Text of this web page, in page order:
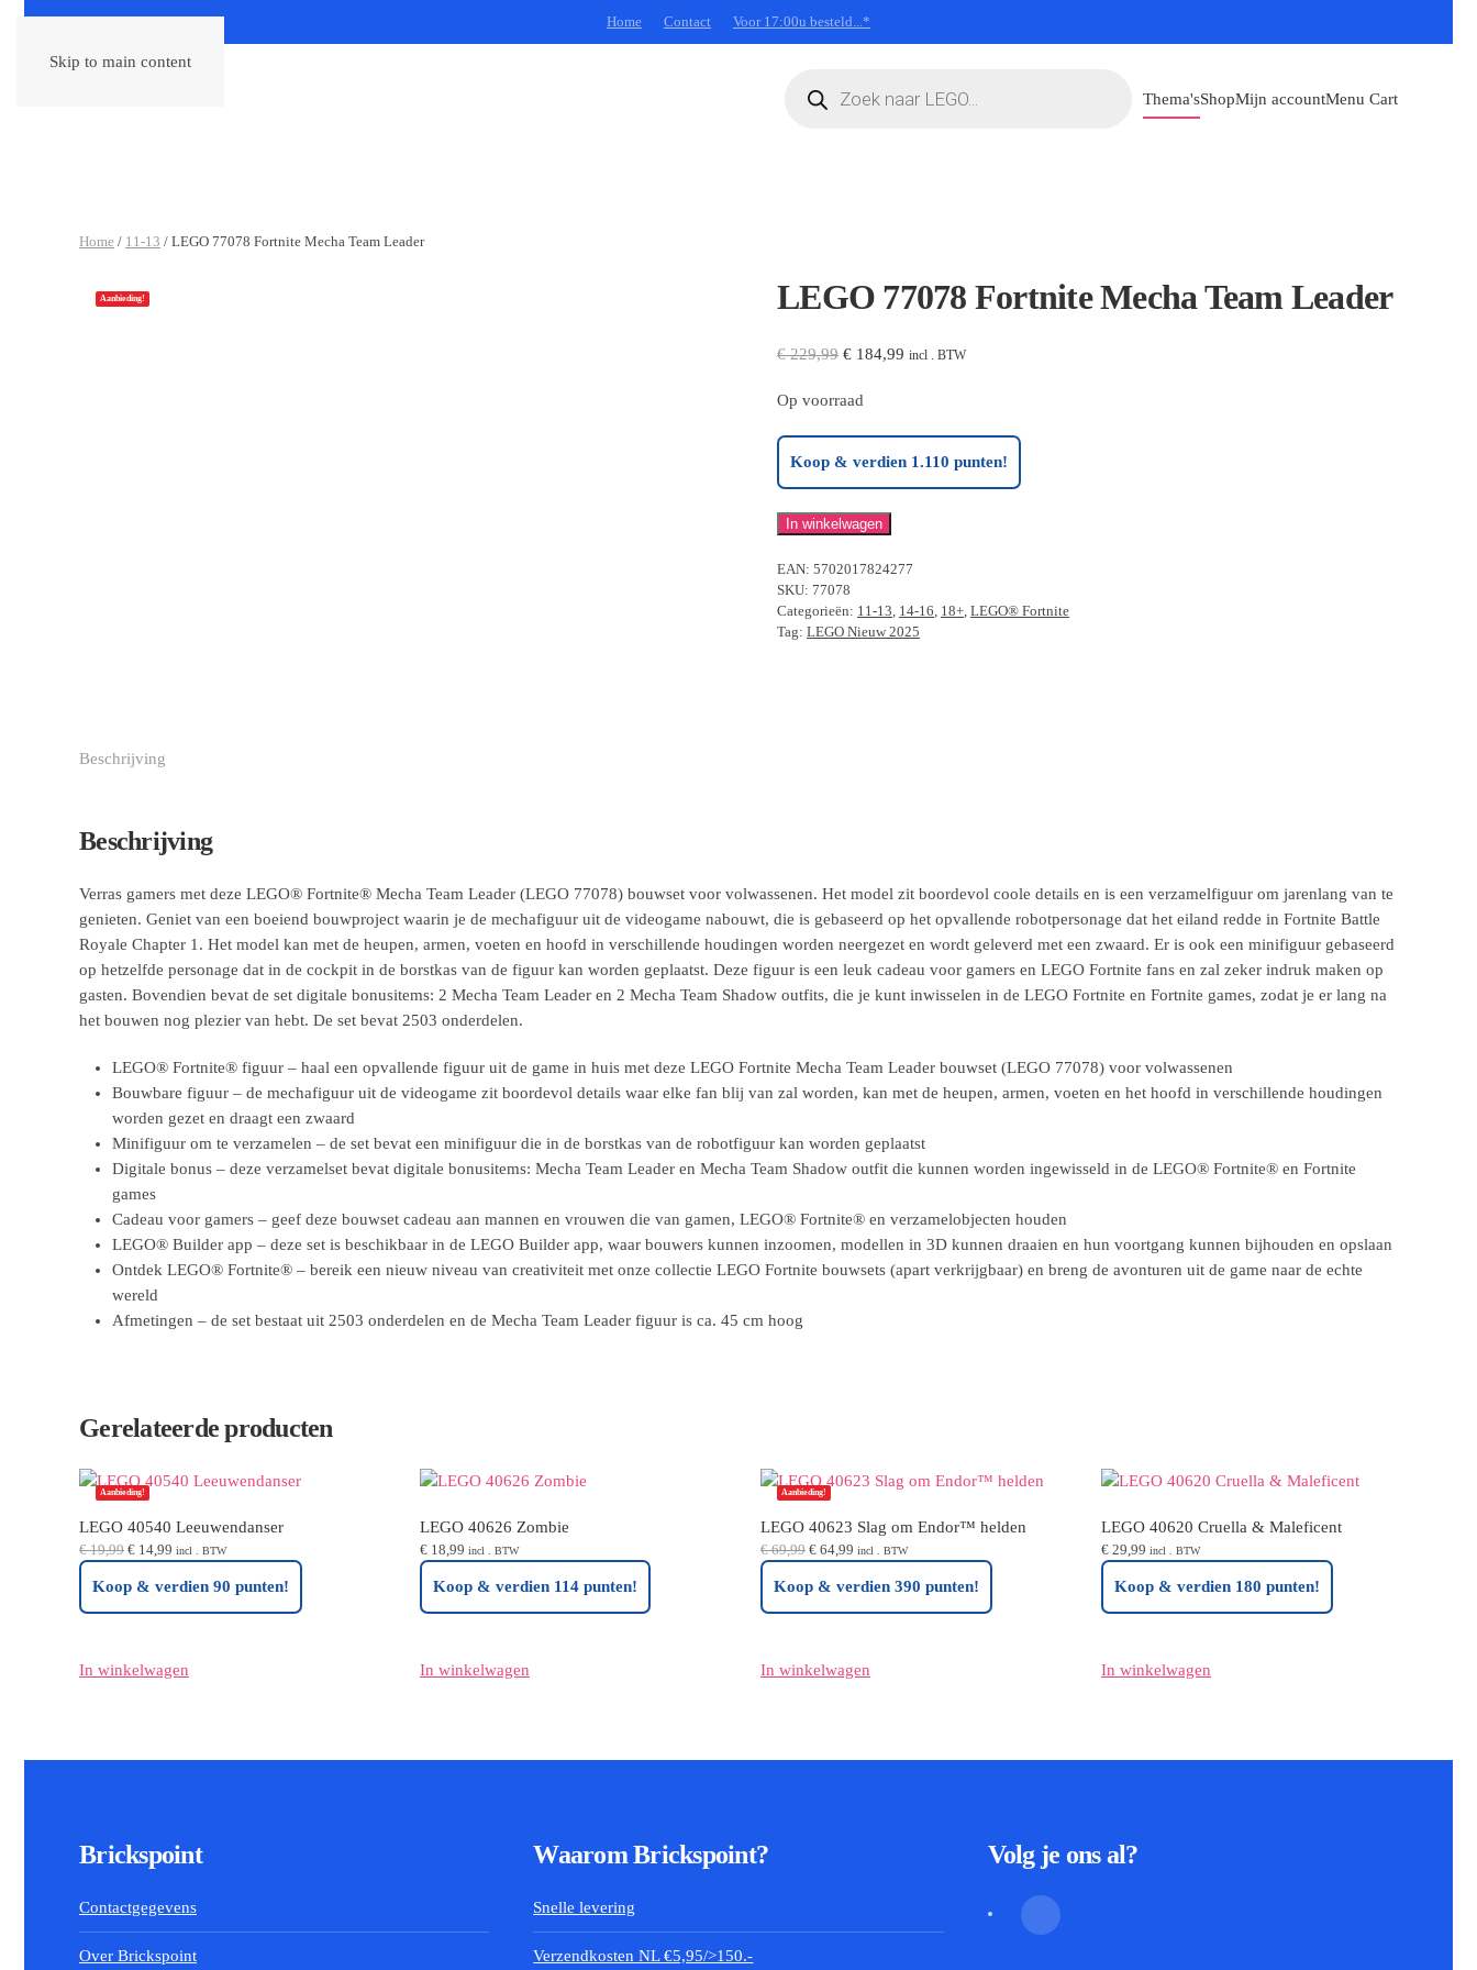
Skip to main content
Home Contact Voor 17:00u besteld...*
zoeken
Thema'sShopMijn accountMenu Cart
Home / 11-13 / LEGO 77078 Fortnite Mecha Team Leader
Aanbieding! LEGO 77078 Fortnite Mecha Team Leader
€229,99 Oorspronkelijke
was:
€ 184,99 Huidige
incl . BTW
Op voorraad
Koop & verdien 1.110 punten!
LEGO
Fortnite
Mecha
Team
In winkelwagen
EAN: 5702017824277
SKU: 77078
Categorieën: 11-13, 14-16, 18+, LEGO® Fortnite
Tag: LEGO Nieuw 2025
Beschrijving
Beschrijving
Verras gamers met deze LEGO® Fortnite® Mecha Team Leader (LEGO 77078) bouwset voor volwassenen. Het model zit boordevol coole details en is een verzamelfiguur om jarenlang van te
genieten. Geniet van een boeiend bouwproject waarin je de mechafiguur uit de videogame nabouwt, die is gebaseerd op het opvallende robotpersonage dat het eiland redde in Fortnite Battle
Royale Chapter 1. Het model kan met de heupen, armen, voeten en hoofd in verschillende houdingen worden neergezet en wordt geleverd met een zwaard. Er is ook een minifiguur gebaseerd
op hetzelfde personage dat in de cockpit in de borstkas van de figuur kan worden geplaatst. Deze figuur is een leuk cadeau voor gamers en LEGO Fortnite fans en zal zeker indruk maken op
gasten. Bovendien bevat de set digitale bonusitems: 2 Mecha Team Leader en 2 Mecha Team Shadow outfits, die je kunt inwisselen in de LEGO Fortnite en Fortnite games, zodat je er lang na
het bouwen nog plezier van hebt. De set bevat 2503 onderdelen.
LEGO® Fortnite® figuur – haal een opvallende figuur uit de game in huis met deze LEGO Fortnite Mecha Team Leader bouwset (LEGO 77078) voor volwassenen
Bouwbare figuur – de mechafiguur uit de videogame zit boordevol details waar elke fan blij van zal worden, kan met de heupen, armen, voeten en het hoofd in verschillende houdingen
worden gezet en draagt een zwaard
Minifiguur om te verzamelen – de set bevat een minifiguur die in de borstkas van de robotfiguur kan worden geplaatst
Digitale bonus – deze verzamelset bevat digitale bonusitems: Mecha Team Leader en Mecha Team Shadow outfit die kunnen worden ingewisseld in de LEGO® Fortnite® en Fortnite
games
Cadeau voor gamers – geef deze bouwset cadeau aan mannen en vrouwen die van gamen, LEGO® Fortnite® en verzamelobjecten houden
LEGO® Builder app – deze set is beschikbaar in de LEGO Builder app, waar bouwers kunnen inzoomen, modellen in 3D kunnen draaien en hun voortgang kunnen bijhouden en opslaan
Ontdek LEGO® Fortnite® – bereik een nieuw niveau van creativiteit met onze collectie LEGO Fortnite bouwsets (apart verkrijgbaar) en breng de avonturen uit de game naar de echte
wereld
Afmetingen – de set bestaat uit 2503 onderdelen en de Mecha Team Leader figuur is ca. 45 cm hoog
Gerelateerde producten
Aanbieding!
LEGO 40540 Leeuwendanser
€19,99 Oorspronkelijke
was:
€ 19,99.
€ 14,99 Huidige
is:
€ 14,99.
incl . BTW
Koop & verdien 90 punten!
In winkelwagen
LEGO 40626 Zombie
€ 18,99 incl . BTW
Koop & verdien 114 punten!
In winkelwagen
Aanbieding!
LEGO 40623 Slag om Endor™ helden
€69,99 Oorspronkelijke
was:
€ 69,99.
€ 64,99 Huidige
is:
€ 64,99.
incl . BTW
Koop & verdien 390 punten!
In winkelwagen
LEGO 40620 Cruella & Maleficent
€ 29,99 incl . BTW
Koop & verdien 180 punten!
In winkelwagen
Brickspoint
Contactgegevens
Over Brickspoint
Waarom Brickspoint?
Snelle levering
Verzendkosten NL €5,95/>150.-
Volg je ons al?